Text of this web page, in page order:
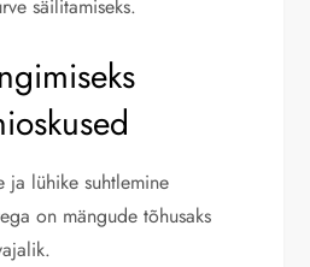
säilitamiseks.
ja lühike suhtlemine
on mängude tõhusaks